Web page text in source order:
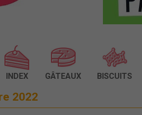
INDEX GÂTEAUX BISCUITS
2022